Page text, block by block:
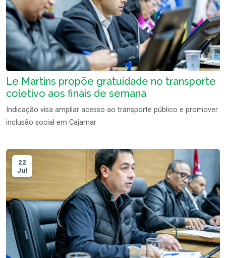
Le Martins propõe gratuidade no transporte
coletivo aos finais de semana
Indicação visa ampliar acesso ao transporte público e promover
inclusão social em Cajamar
22
Jul